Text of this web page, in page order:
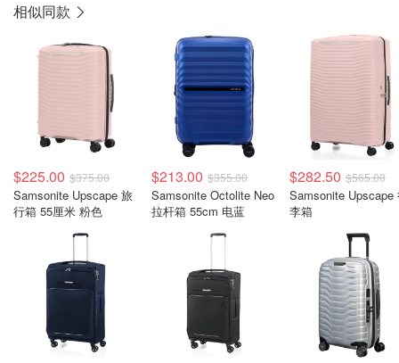
相似同款
$225.00 $375.00
Samsonite Upscape 旅
行箱 55厘米 粉色
$213.00 $355.00
Samsonite Octolite Neo
拉杆箱 55cm 电蓝
$282.50 $565.00
Samsonite Upscape
李箱